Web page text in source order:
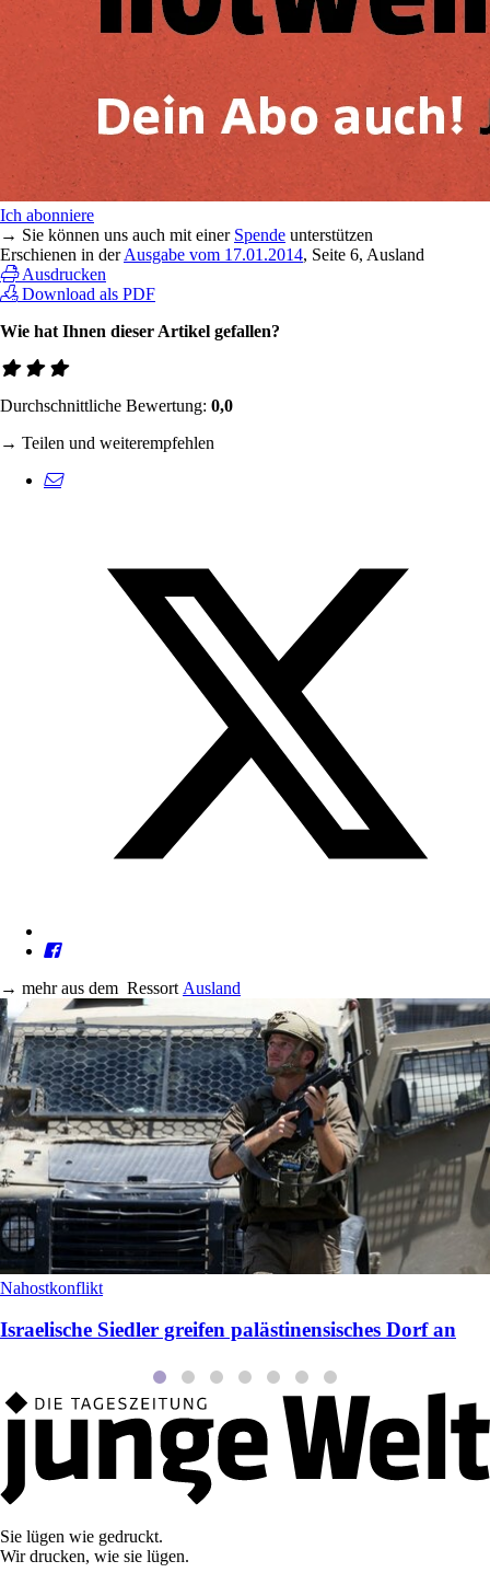
Ich abonniere
→ Sie können uns auch mit einer Spende unterstützen
Erschienen in derAusgabe vom 17.01.2014, Seite 6, Ausland
Ausdrucken
Download als PDF
Wie hat Ihnen dieser Artikel gefallen?
Durchschnittliche Bewertung: 0,0
→ Teilen und weiterempfehlen
→ mehr aus dem Ressort Ausland
Nahostkonflikt
Israelische Siedler greifen palästinensisches Dorf an
Sie lügen wie gedruckt.
Wir drucken, wie sie lügen.